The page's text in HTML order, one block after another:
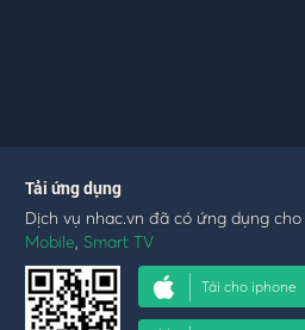
Tải ứng dụng
Dịch vụ nhac.vn đã có ứng dụng cho
Mobile, Smart TV
Tải cho iphone